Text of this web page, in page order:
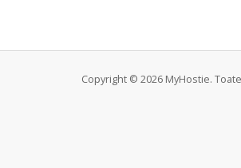
Copyright © 2026 MyHostie.